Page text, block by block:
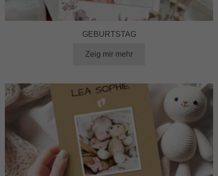
GEBURTSTAG
Zeig mir mehr